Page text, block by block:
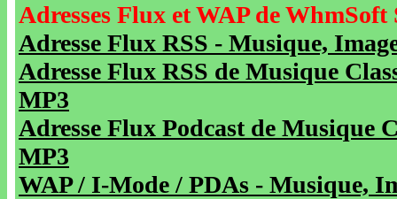
Adresses Flux et WAP de WhmSoft
Adresse Flux RSS - Musique,
Adresse Flux RSS de Musique
MP3
Adresse Flux Podcast de Musique
MP3
WAP / I-Mode / PDAs - Musique,